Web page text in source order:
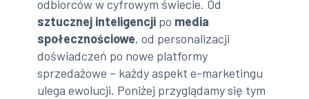
odbiorców w cyfrowym świecie. Od
sztucznej inteligencji po media
społecznościowe, od personalizacji
doświadczeń po nowe platformy
sprzedażowe – każdy aspekt e-marketingu
ulega ewolucji. Poniżej przyglądamy się tym